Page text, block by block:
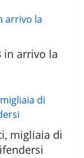
in arrivo la
migliaia di